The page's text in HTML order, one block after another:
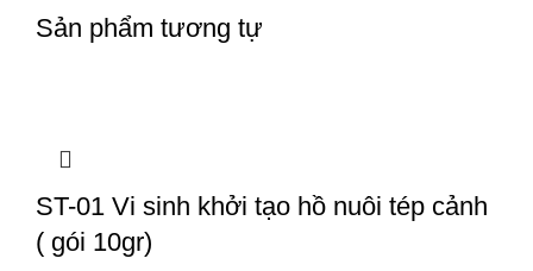
Sản phẩm tương tự
ST-01 Vi sinh khởi tạo hồ nuôi tép cảnh
( gói 10gr)